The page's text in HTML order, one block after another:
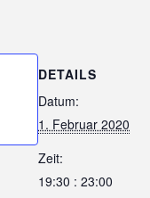
DETAILS
Datum:
1. Februar 2020
Zeit:
19:30 : 23:00